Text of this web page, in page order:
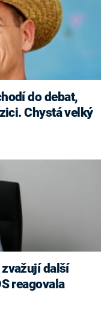
do debat,
Chystá velký
reagovala